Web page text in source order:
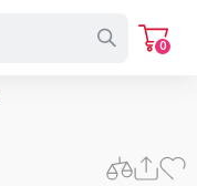
0